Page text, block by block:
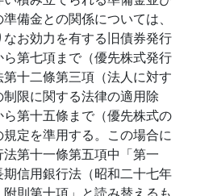
備金との関係については、
お効力を有する旧債券発行
第七項まで（優先株式発行
十二條第三項（法人に対す
限に関する法律の適用除
第十五條まで（優先株式の
定を準用する。この場合に
第十一條第五項中「第一
信用銀行法（昭和二十七年